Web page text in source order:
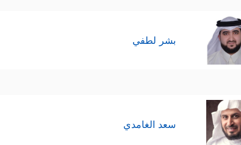
بشر لطفي
سعد الغامدي